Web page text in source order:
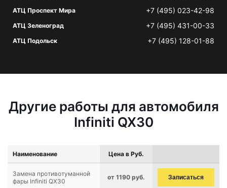
АТЦ Проспект Мира +7 (495) 023-42-98
АТЦ Зеленоград +7 (495) 431-00-33
АТЦ Подольск +7 (495) 128-01-88
Другие работы для автомобиля
Infiniti QX30
Наименование Цена в Руб.
Замена противотуманной
фары Infiniti QX30
от 1190 руб. Записаться